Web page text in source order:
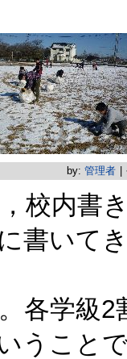
by: 管理者
校内書
書いて
各学級2
うこと